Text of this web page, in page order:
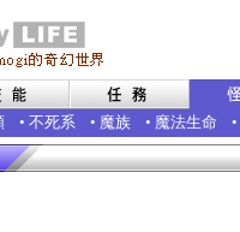
• 不死系 • 魔族 • 魔法生命 •